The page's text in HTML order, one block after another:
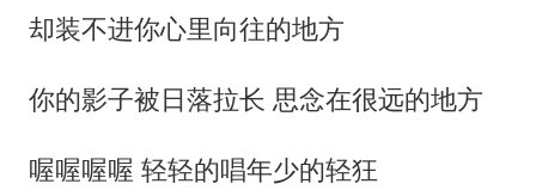
却装不进你心里向往的地方
你的影子被日落拉长 思念在很远的地方
喔喔喔喔 轻轻的唱年少的轻狂